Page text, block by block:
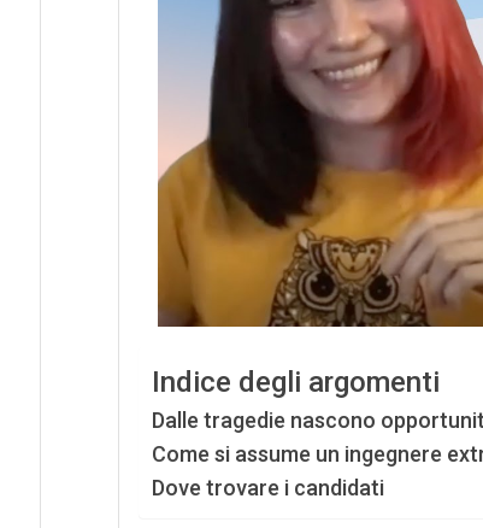
Indice degli argomenti
Dalle tragedie nascono
Come si assume un ingegnere
Dove trovare i candidati